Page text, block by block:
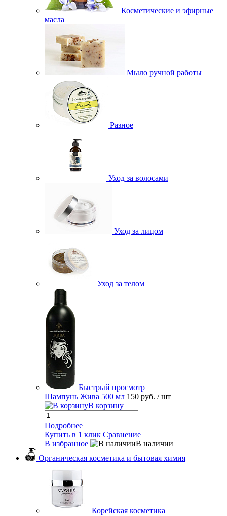
Косметические и эфирные
масла
Мыло ручной работы
Разное
Уход за волосами
Уход за лицом
Уход за телом
Быстрый просмотр
Шампунь Жива 500 мл 150 руб. / шт
В корзину
Подробнее
Купить в 1 клик Сравнение
В избранное
В наличии
Органическая косметика и бытовая химия
Корейская косметика